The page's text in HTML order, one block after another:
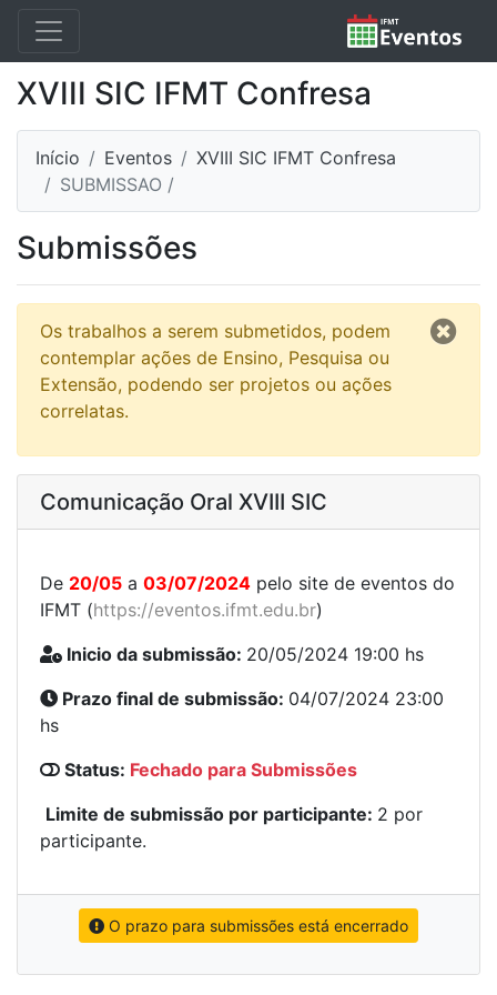
XVIII SIC IFMT Confresa
Início Eventos
XVIII SIC IFMT Confresa
SUBMISSAO /
Submissões
Os trabalhos a serem submetidos, podem
contemplar ações de Ensino, Pesquisa ou
Extensão, podendo ser projetos ou ações
correlatas.
Comunicação Oral XVIII SIC
De 20/05 a 03/07/2024 pelo site de eventos do
IFMT (https://eventos.ifmt.edu.br)
Inicio da submissão: 20/05/2024 19:00 hs
Prazo final de submissão: 04/07/2024 23:00
hs
Status: Fechado para Submissões
Limite de submissão por participante: 2 por
participante.
O prazo para submissões está encerrado